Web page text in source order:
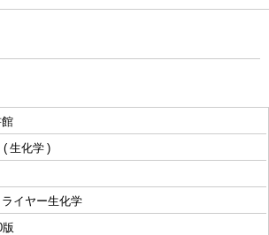
館
生化学
ライヤー生化学
版